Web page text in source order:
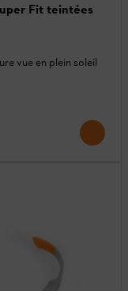
Fit teintées
vue en plein soleil